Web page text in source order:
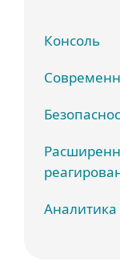
Консоль
Аналитика